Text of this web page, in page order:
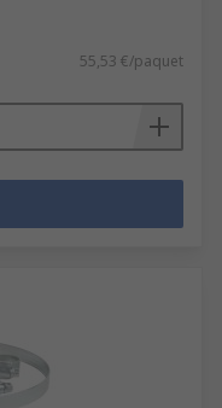
55,53 €/paquet